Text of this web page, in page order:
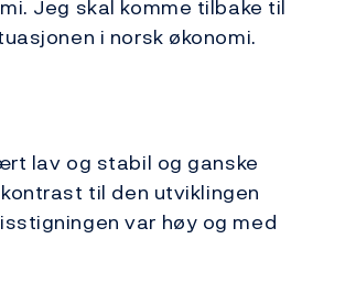
Jeg skal komme tilbake til
i norsk økonomi.
lav og stabil og ganske
til den utviklingen
var høy og med